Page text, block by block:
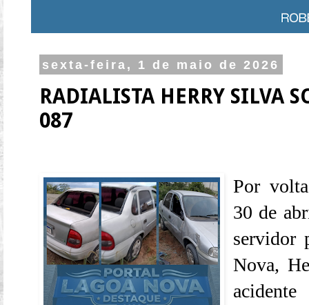
sexta-feira, 1 de maio de 2026
RADIALISTA HERRY SILVA
087
Por
30 de
servidor
Nova,